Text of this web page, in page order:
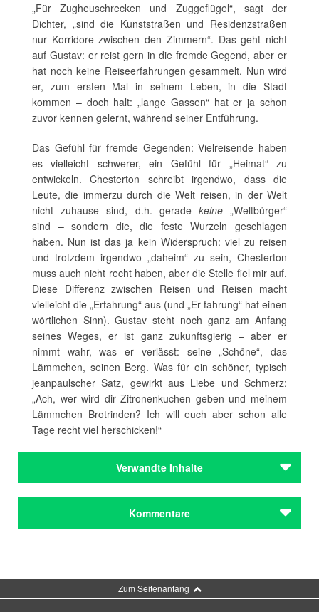
„Für Zugheuschrecken und Zuggeflügel“, sagt der
Dichter, „sind die Kunststraßen und Residenzstraßen
nur Korridore zwischen den Zimmern“. Das geht nicht
auf Gustav: er reist gern in die fremde Gegend, aber er
hat noch keine Reiseerfahrungen gesammelt. Nun wird
er, zum ersten Mal in seinem Leben, in die Stadt
kommen – doch halt: „lange Gassen“ hat er ja schon
zuvor kennen gelernt, während seiner Entführung.
Das Gefühl für fremde Gegenden: Vielreisende haben
es vielleicht schwerer, ein Gefühl für „Heimat“ zu
entwickeln. Chesterton schreibt irgendwo, dass die
Leute, die immerzu durch die Welt reisen, in der Welt
nicht zuhause sind, d.h. gerade keine„Weltbürger“
sind – sondern die, die feste Wurzeln geschlagen
haben. Nun ist das ja kein Widerspruch: viel zu reisen
und trotzdem irgendwo „daheim“ zu sein, Chesterton
muss auch nicht recht haben, aber die Stelle fiel mir auf.
Diese Differenz zwischen Reisen und Reisen macht
vielleicht die „Erfahrung“ aus (und „Er-fahrung“ hat einen
wörtlichen Sinn). Gustav steht noch ganz am Anfang
seines Weges, er ist ganz zukunftsgierig – aber er
nimmt wahr, was er verlässt: seine „Schöne“, das
Lämmchen, seinen Berg. Was für ein schöner, typisch
jeanpaulscher Satz, gewirkt aus Liebe und Schmerz:
„Ach, wer wird dir Zitronenkuchen geben und meinem
Lämmchen Brotrinden? Ich will euch aber schon alle
Tage recht viel herschicken!“
Verwandte Inhalte
Kommentare
Zum Seitenanfang